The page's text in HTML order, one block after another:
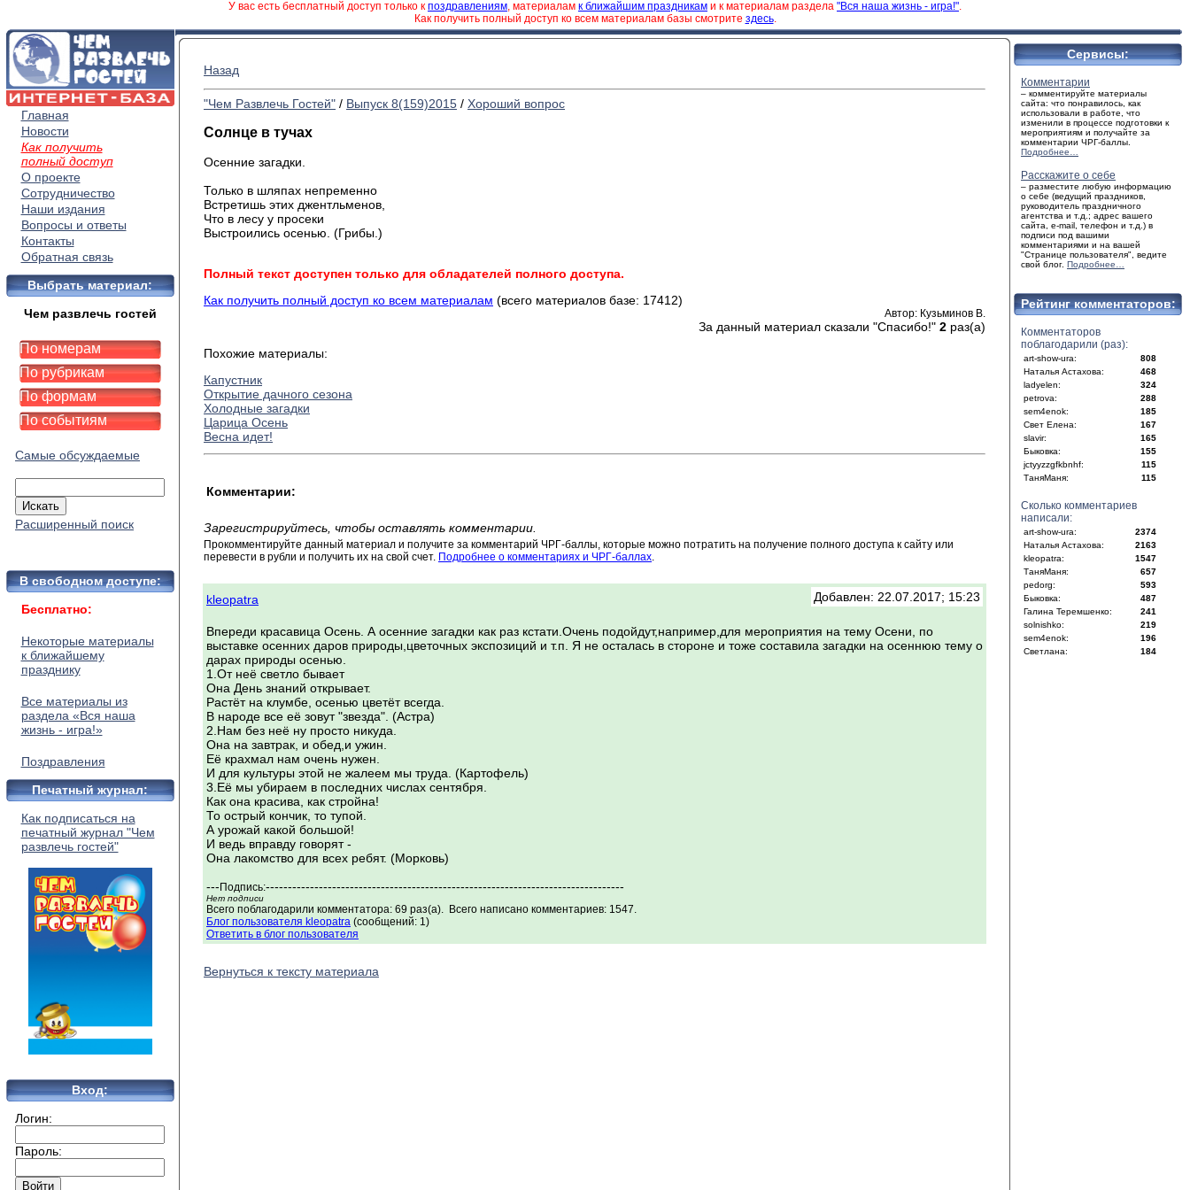
У вас есть бесплатный доступ только к поздравлениям, материалам к ближайшим праздникам и к материалам раздела "Вся наша жизнь - игра!".
Как получить полный доступ ко всем материалам базы смотрите здесь.
Главная
Новости
Как получить
полный доступ
О проекте
Сотрудничество
Наши издания
Вопросы и ответы
Контакты
Обратная связь
Выбрать материал:
Чем развлечь гостей
По номерам
По рубрикам
По формам
По событиям
Самые обсуждаемые
Расширенный поиск
В свободном доступе:
Бесплатно:
Некоторые материалы
к ближайшему
празднику
Все материалы из
раздела «Вся наша
жизнь - игра!»
Поздравления
Печатный журнал:
Как подписаться на
печатный журнал "Чем
развлечь гостей"
Вход:
Логин:
Пароль:
Назад
"Чем Развлечь Гостей" / Выпуск 8(159)2015 / Хороший вопрос
Солнце в тучах
Осенние загадки.
Только в шляпах непременно
Встретишь этих джентльменов,
Что в лесу у просеки
Выстроились осенью. (Грибы.)
Полный текст доступен только для обладателей полного доступа.
Как получить полный доступ ко всем материалам (всего материалов базе: 17412)
Автор: Кузьминов В.
За данный материал сказали "Спасибо!" 2 раз(а)
Похожие материалы:
Капустник
Открытие дачного сезона
Холодные загадки
Царица Осень
Весна идет!
Комментарии:
Зарегистрируйтесь, чтобы оставлять комментарии.
Прокомментируйте данный материал и получите за комментарий ЧРГ-баллы, которые можно потратить на получение полного доступа к сайту или
перевести в рубли и получить их на свой счет. Подробнее о комментариях и ЧРГ-баллах.
kleopatra Добавлен: 22.07.2017; 15:23
Впереди красавица Осень. А осенние загадки как раз кстати.Очень подойдут,например,для мероприятия на тему Осени, по
выставке осенних даров природы,цветочных экспозиций и т.п. Я не осталась в стороне и тоже составила загадки на осеннюю тему о
дарах природы осенью.
1.От неё светло бывает
Она День знаний открывает.
Растёт на клумбе, осенью цветёт всегда.
В народе все её зовут "звезда". (Астра)
2.Нам без неё ну просто никуда.
Она на завтрак, и обед,и ужин.
Её крахмал нам очень нужен.
И для культуры этой не жалеем мы труда. (Картофель)
3.Её мы убираем в последних числах сентября.
Как она красива, как стройна!
То острый кончик, то тупой.
А урожай какой большой!
И ведь вправду говорят -
Она лакомство для всех ребят. (Морковь)
--- Подпись:---------------------------------------------------------------------------------
Нет подписи
Всего поблагодарили комментатора: 69 раз(а). Всего написано комментариев: 1547.
Блог пользователя kleopatra (сообщений: 1)
Ответить в блог пользователя
Вернуться к тексту материала
Сервисы:
Комментарии
– комментируйте материалы
сайта: что понравилось, как
использовали в работе, что
изменили в процессе подготовки к
мероприятиям и получайте за
комментарии ЧРГ-баллы.
Подробнее…
Расскажите о себе
– разместите любую информацию
о себе (ведущий праздников,
руководитель праздничного
агентства и т.д.; адрес вашего
сайта, e-mail, телефон и т.д.) в
подписи под вашими
комментариями и на вашей
"Странице пользователя", ведите
свой блог. Подробнее…
Рейтинг комментаторов:
Комментаторов
поблагодарили (раз):
art-show-ura:
808
Наталья Астахова:
468
ladyelen:
324
petrova:
288
sem4enok:
185
Свет Елена:
167
slavir:
165
Быковка:
155
jctyyzzgfkbnhf:
115
ТаняМаня:
115
Сколько комментариев
написали:
art-show-ura:
2374
Наталья Астахова:
2163
kleopatra:
1547
ТаняМаня:
657
pedorg:
593
Быковка:
487
Галина Теремшенко:
241
solnishko:
219
sem4enok:
196
Светлана:
184